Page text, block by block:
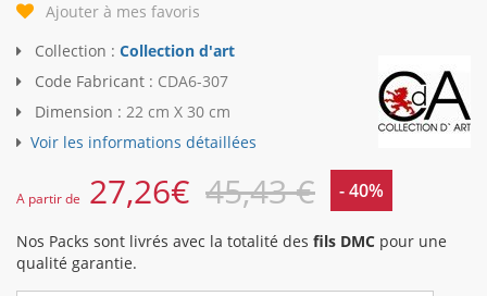
Ajouter à mes favoris
Collection : Collection d'art
Code Fabricant : CDA6-307
Dimension : 22 cm X 30 cm
Voir les informations détaillées
A partir de 27,26€ 45,43 € - 40%
Nos Packs sont livrés avec la totalité des fils DMC pour une
qualité garantie.